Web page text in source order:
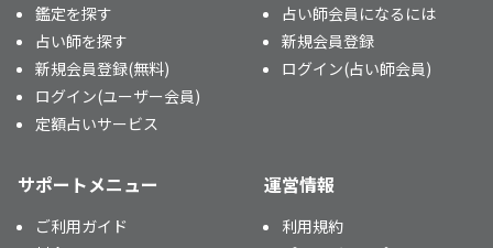
鑑定を探す
占い師を探す
新規会員登録(無料)
ログイン(ユーザー会員)
定額占いサービス
占い師会員になるには
新規会員登録
ログイン(占い師会員)
サポートメニュー
ご利用ガイド
運営情報
利用規約